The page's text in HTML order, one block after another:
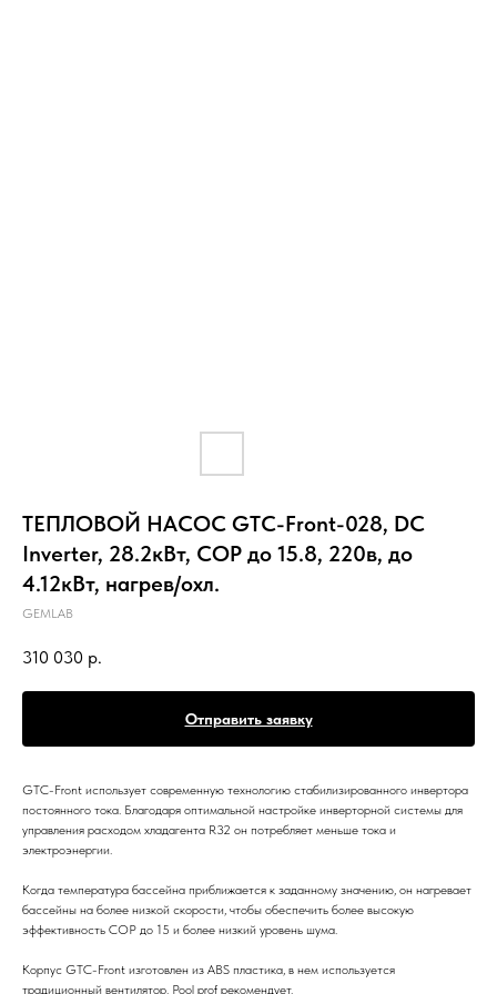
ТЕПЛОВОЙ НАСОС GTC-Front-028, DC
Inverter, 28.2кВт, COP до 15.8, 220в, до
4.12кВт, нагрев/охл.
GEMLAB
310 030 р.
Отправить заявку
GTC-Front использует современную технологию стабилизированного инвертора
постоянного тока. Благодаря оптимальной настройке инверторной системы для
управления расходом хладагента R32 он потребляет меньше тока и
электроэнергии.
Когда температура бассейна приближается к заданному значению, он нагревает
бассейны на более низкой скорости, чтобы обеспечить более высокую
эффективность COP до 15 и более низкий уровень шума.
Корпус GTC-Front изготовлен из ABS пластика, в нем используется
традиционный вентилятор. Pool prof рекомендует.